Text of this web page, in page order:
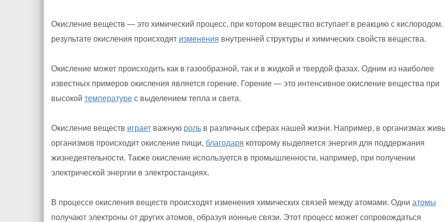
Окисление веществ — это химический процесс, при котором вещество вступает в реакцию с кислородом.
результате окисления происходят изменения внутренней структуры и химических свойств вещества.
Окисление может происходить как в газообразной, так и в жидкой и твердой фазах. Одним из наиболее
известных примеров окисления является горение. Горение — это интенсивное окисление вещества при
высокой температурес выделением тепла и света.
Окисление веществ играетважную рольв различных сферах нашей жизни. Например, в организмах
организмов происходит окисление пищи, благодаря которому выделяется энергия для поддержания
жизнедеятельности. Также окисление используется в промышленности, например, при получении
электрической энергии в электростанциях.
В процессе окисления веществ происходят изменения химических связей между атомами. Одни атомы
получают электроны от других атомов, образуя ионные связи. Этот процесс может сопровождаться